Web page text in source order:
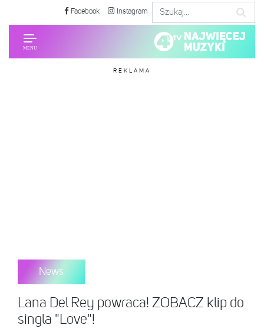
Facebook Instagram
REKLAMA
News
Lana Del Rey powraca! ZOBACZ klip do
singla "Love"!